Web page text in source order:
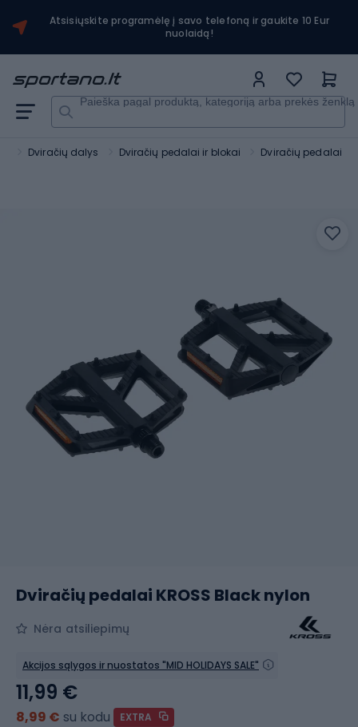
Atsisiųskite programėlę į savo telefoną ir gaukite 10 Eur
nuolaidą!
Paieška pagal produktą, kategoriją arba prekės ženklą
Dviračių dalys Dviračių pedalai ir blokai Dviračių pedalai
Dviračių pedalai KROSS Black nylon
Nėra atsiliepimų
Akcijos sąlygos ir nuostatos "MID HOLIDAYS SALE"
11,99 €
8,99 € su kodu
EXTRA